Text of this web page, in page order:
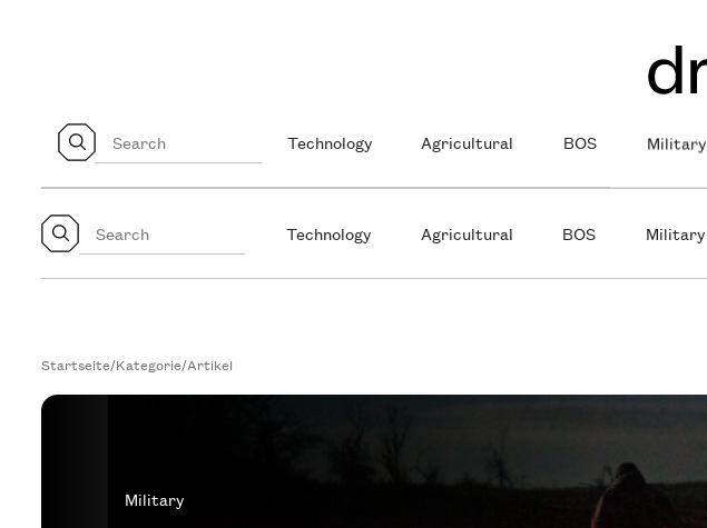
Technology Agricultural BOS Military
Technology Agricultural BOS Military
Startseite/Kategorie/Artikel
Military